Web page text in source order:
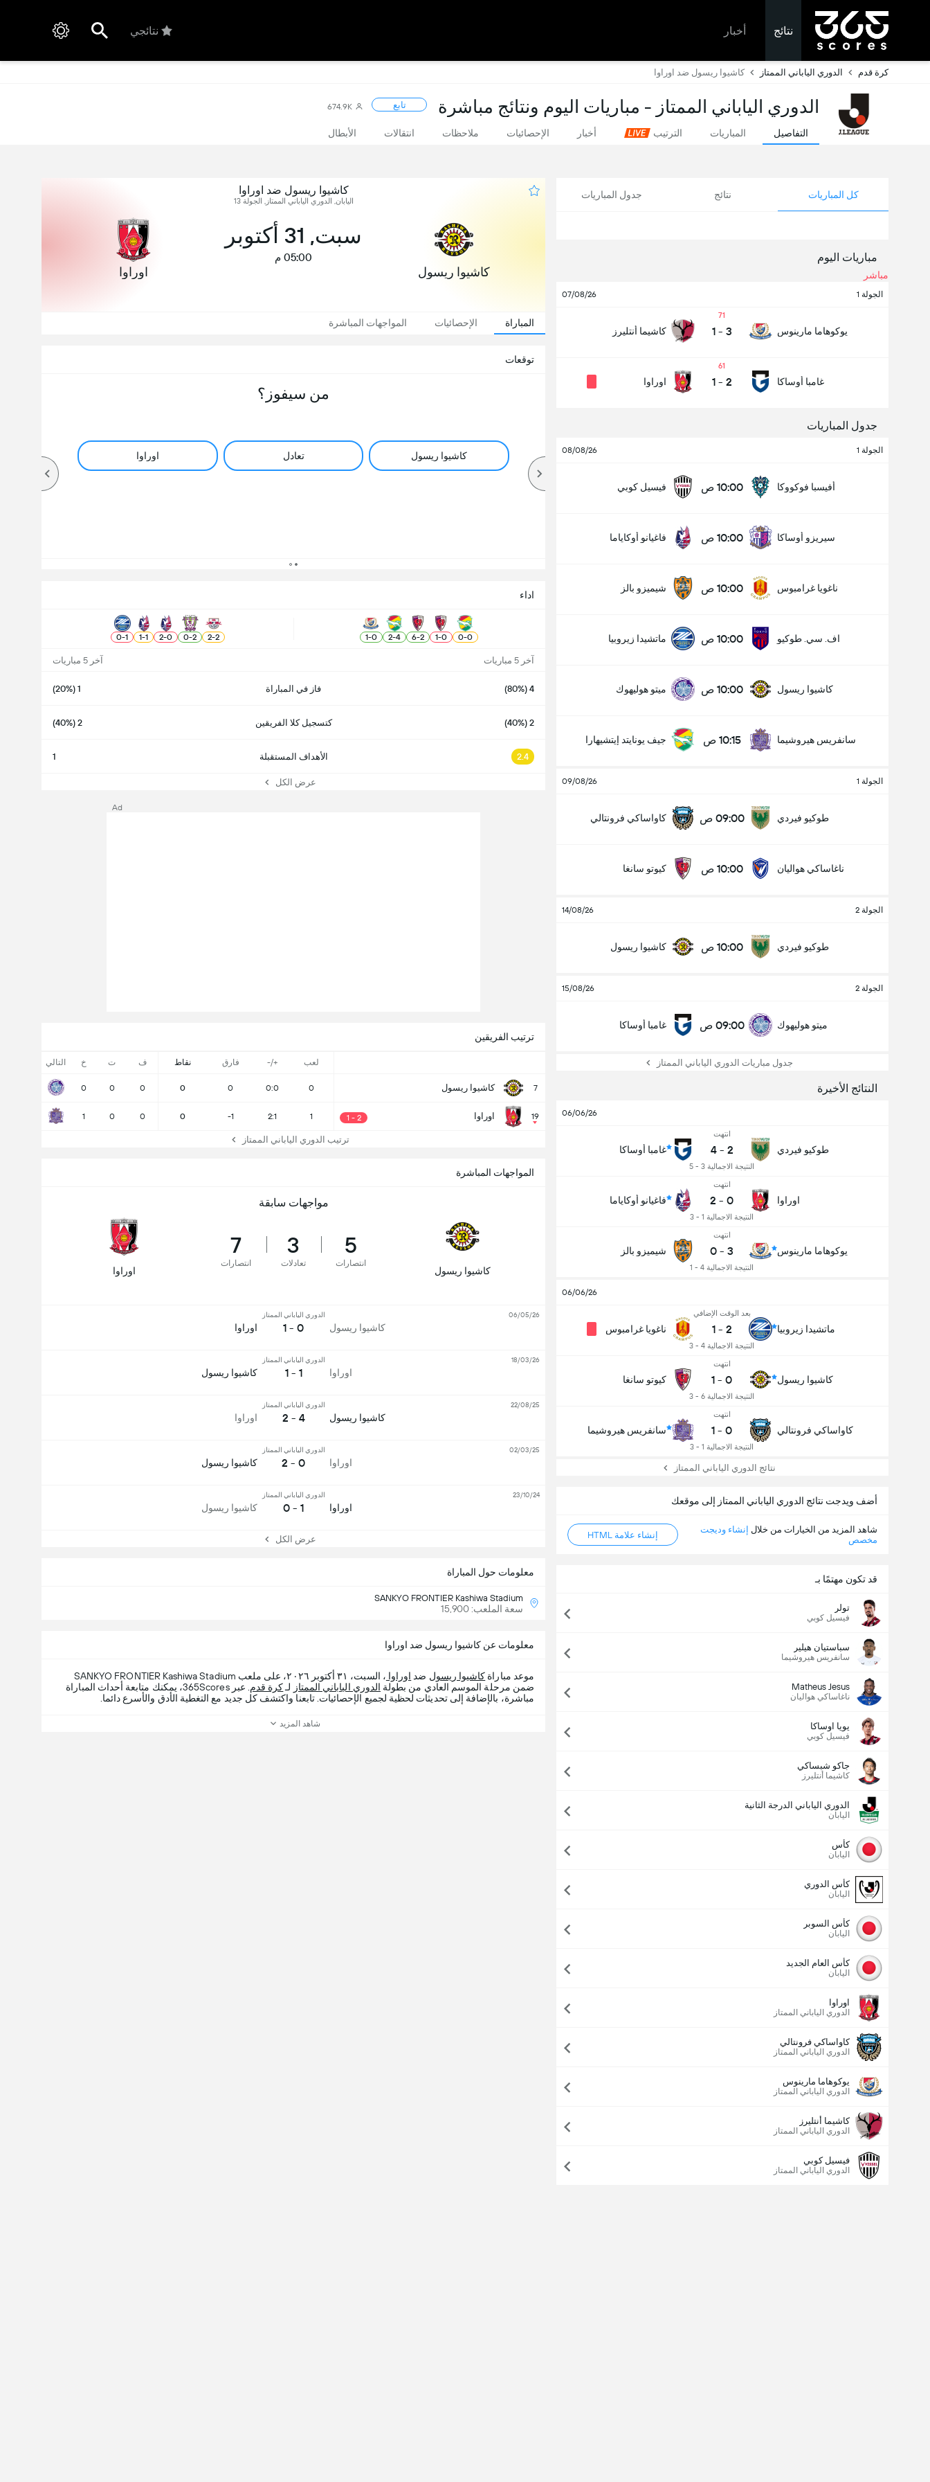
نتائج أخبار نتائجي
كرة قدم الدوري الياباني الممتاز كاشيوا ريسول ضد اوراوا
الدوري الياباني الممتاز - مباريات اليوم ونتائج مباشرة تابع 674.9K
التفاصيل المباريات الترتيب أخبار الإحصائيات ملاحظات انتقالات الأبطال
كل المباريات نتائج جدول المباريات
مباريات اليوم
مباشر
الجولة 1 07/08/26
يوكوهاما مارينوس
71
3
-
1 كاشيما أنتليرز
غامبا أوساكا
61
2
-
1 اوراوا
جدول المباريات
الجولة 1 08/08/26
أفيسبا فوكووكا 10:00 ص فيسيل كوبي
سيريزو أوساكا 10:00 ص فاغيانو أوكاياما
ناغويا غرامبوس 10:00 ص شيميزو بالز
اف. سي. طوكيو 10:00 ص ماتشيدا زيروبيا
كاشيوا ريسول 10:00 ص ميتو هوليهوك
سانفريس هيروشيما 10:15 ص جيف يونايتد إيتشيهارا
الجولة 1 09/08/26
طوكيو فيردي 09:00 ص كاواساكي فرونتالي
ناغاساكي هواليان 10:00 ص كيوتو سانغا
الجولة 2 14/08/26
طوكيو فيردي 10:00 ص كاشيوا ريسول
الجولة 2 15/08/26
ميتو هوليهوك 09:00 ص غامبا أوساكا
جدول مباريات الدوري الياباني الممتاز
النتائج الأخيرة
06/06/26
طوكيو فيردي
انتهت
2
-
4
النتيجة الاجمالية 3 - 5
غامبا أوساكا
اوراوا
انتهت
0
-
2
النتيجة الاجمالية 1 - 3
فاغيانو أوكاياما
يوكوهاما مارينوس
انتهت
3
-
0
النتيجة الاجمالية 4 - 1
شيميزو بالز
06/06/26
ماتشيدا زيروبيا
بعد الوقت الإضافي
2
-
1
النتيجة الاجمالية 4 - 3
ناغويا غرامبوس
كاشيوا ريسول
انتهت
0
-
1
النتيجة الاجمالية 6 - 3
كيوتو سانغا
كاواساكي فرونتالي
انتهت
0
-
1
النتيجة الاجمالية 1 - 3
سانفريس هيروشيما
نتائج الدوري الياباني الممتاز
أضف ويدجت نتائج الدوري الياباني الممتاز إلى موقعك
شاهد المزيد من الخيارات من خلال إنشاء وديجت
مخصص
إنشاء علامة HTML
قد تكون مهتمًا بـ
تولر
فيسيل كوبي
سباستيان هيلير
سانفريس هيروشيما
Matheus Jesus
ناغاساكي هواليان
يويا اوساكا
فيسيل كوبي
جاكو شبساكي
كاشيما أنتليرز
الدوري الياباني الدرجة الثانية
اليابان
كأس
اليابان
كأس الدوري
اليابان
كأس السوبر
اليابان
كأس العام الجديد
اليابان
اوراوا
الدوري الياباني الممتاز
كاواساكي فرونتالي
الدوري الياباني الممتاز
يوكوهاما مارينوس
الدوري الياباني الممتاز
كاشيما أنتليرز
الدوري الياباني الممتاز
فيسيل كوبي
الدوري الياباني الممتاز
كاشيوا ريسول ضد اوراوا
اليابان, الدوري الياباني الممتاز, الجولة 13
كاشيوا ريسول
سبت, 31 أكتوبر
05:00 م
اوراوا
المباراة الإحصائيات المواجهات المباشرة
توقعات
من سيفوز؟
كاشيوا ريسول تعادل اوراوا
عدد الاهداف (2.5)
أقل
اداء
0
-
0
0
-
1
2
-
6
4
-
2
0
-
1
2
-
2
2
-
0
0
-
2
1
-
1
1
-
0
آخر 5 مباريات آخر 5 مباريات
4 (80%) فاز في المباراة 1 (20%)
2 (40%) كتسجيل كلا الفريقين 2 (40%)
2.4 الأهداف المستقبلة 1
عرض الكل
ترتيب الفريقين
لعب +/- فارق نقاط ف ت خ التالي
7 كاشيوا ريسول 0
0:0
0
0
0
0
0
19 اوراوا 2 - 1
1
2:1
-1
0
0
0
1
ترتيب الدوري الياباني الممتاز
معلومات حول المباراة
SANKYO FRONTIER Kashiwa Stadium
سعة الملعب: 15,900
المواجهات المباشرة
مواجهات سابقة
كاشيوا ريسول
5
انتصارات
3
تعادلات
7
انتصارات
اوراوا
كاشيوا ريسول
الدوري الياباني الممتاز
0 - 1 اوراوا
06/05/26
اوراوا
الدوري الياباني الممتاز
1 - 1 كاشيوا ريسول
18/03/26
كاشيوا ريسول
الدوري الياباني الممتاز
4 - 2 اوراوا
22/08/25
اوراوا
الدوري الياباني الممتاز
0 - 2 كاشيوا ريسول
02/03/25
اوراوا
الدوري الياباني الممتاز
1 - 0 كاشيوا ريسول
23/10/24
عرض الكل
Ad
معلومات عن كاشيوا ريسول ضد اوراوا
موعد مباراة كاشيوا ريسول ضد اوراوا
، السبت، ٣١ أكتوبر ٢٠٢٦، على ملعب SANKYO FRONTIER Kashiwa Stadium
ضمن مرحلة الموسم العادي من بطولة الدوري الياباني الممتاز لـكرة قدم
. عبر 365Scores، يمكنك متابعة أحداث المباراة
مباشرة، بالإضافة إلى تحديثات لحظية لجميع الإحصائيات. تابعنا واكتشف كل جديد مع التغطية الأدق والأسرع دائما.
شاهد المزيد